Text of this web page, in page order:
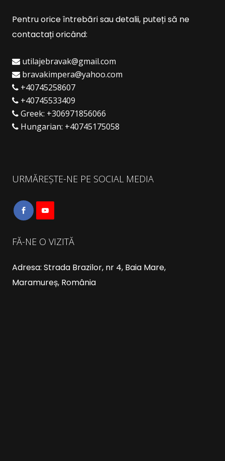
Pentru orice întrebări sau detalii, puteți să ne
contactați oricând:
utilajebravak@gmail.com
bravakimpera@yahoo.com
+40745258607
+40745533409
Greek: +306971856066
Hungarian: +40745175058
URMĂREȘTE-NE PE SOCIAL MEDIA
FĂ-NE O VIZITĂ
Adresa: Strada Brazilor, nr 4, Baia Mare,
Maramureș, România